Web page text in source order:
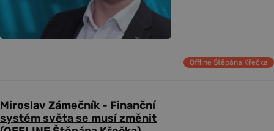
Offline Štěpána Křečka
Miroslav Zámečník - Finanční
systém světa se musí změnit